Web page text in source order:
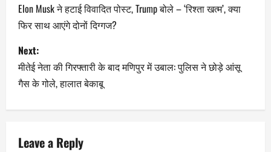
Elon Musk ने हटाई विवादित पोस्ट, Trump बोले – ‘रिश्ता खत्म’, क्या
फिर साथ आएंगे दोनों दिग्गज?
Next:
मीतेई नेता की गिरफ्तारी के बाद मणिपुर में उबाल: पुलिस ने छोड़े आंसू
गैस के गोले, हालात बेकाबू
Leave a Reply